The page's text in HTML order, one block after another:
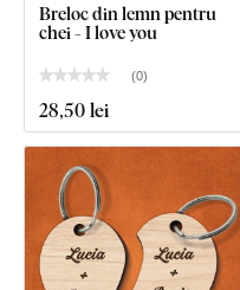
Breloc din lemn pentru
chei - I love you
(0)
28,50 lei